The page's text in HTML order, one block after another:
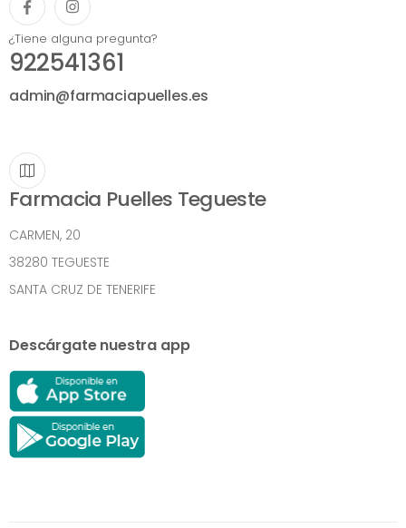
¿Tiene alguna pregunta?
922541361
admin@farmaciapuelles.es
Farmacia Puelles Tegueste
CARMEN, 20
38280 TEGUESTE
SANTA CRUZ DE TENERIFE
Descárgate nuestra app